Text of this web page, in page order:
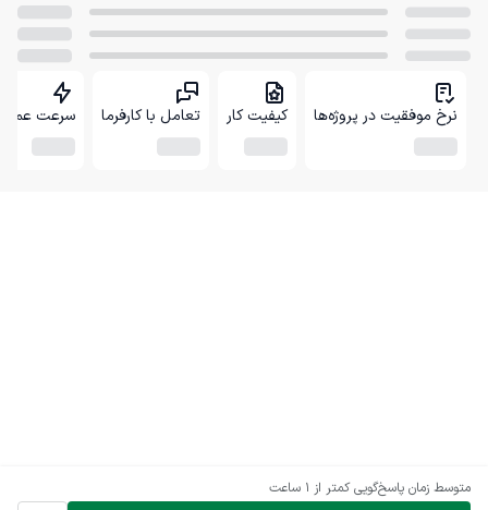
متوسط زمان پاسخ‌گویی کمتر از 1 ساعت
نرخ موفقیت در پروژه‌ها کیفیت کار تعامل با کارفرما سرعت عمل